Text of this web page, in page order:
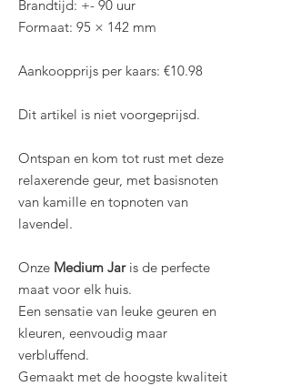
Brandtijd: +- 90 uur
Formaat: 95 × 142 mm
Aankoopprijs per kaars: €10.98
Dit artikel is niet voorgeprijsd.
Ontspan en kom tot rust met deze
relaxerende geur, met basisnoten
van kamille en topnoten van
lavendel.
Onze Medium Jaris de perfecte
maat voor elk huis.
Een sensatie van leuke geuren en
kleuren, eenvoudig maar
verbluffend.
Gemaakt met de hoogste kwaliteit